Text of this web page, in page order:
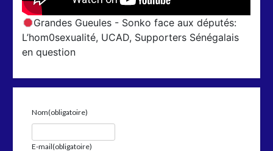
Grandes Gueules - Sonko face aux députés:
L’hom0sexualité, UCAD, Supporters Sénégalais
en question
Nom(obligatoire)
E-mail(obligatoire)